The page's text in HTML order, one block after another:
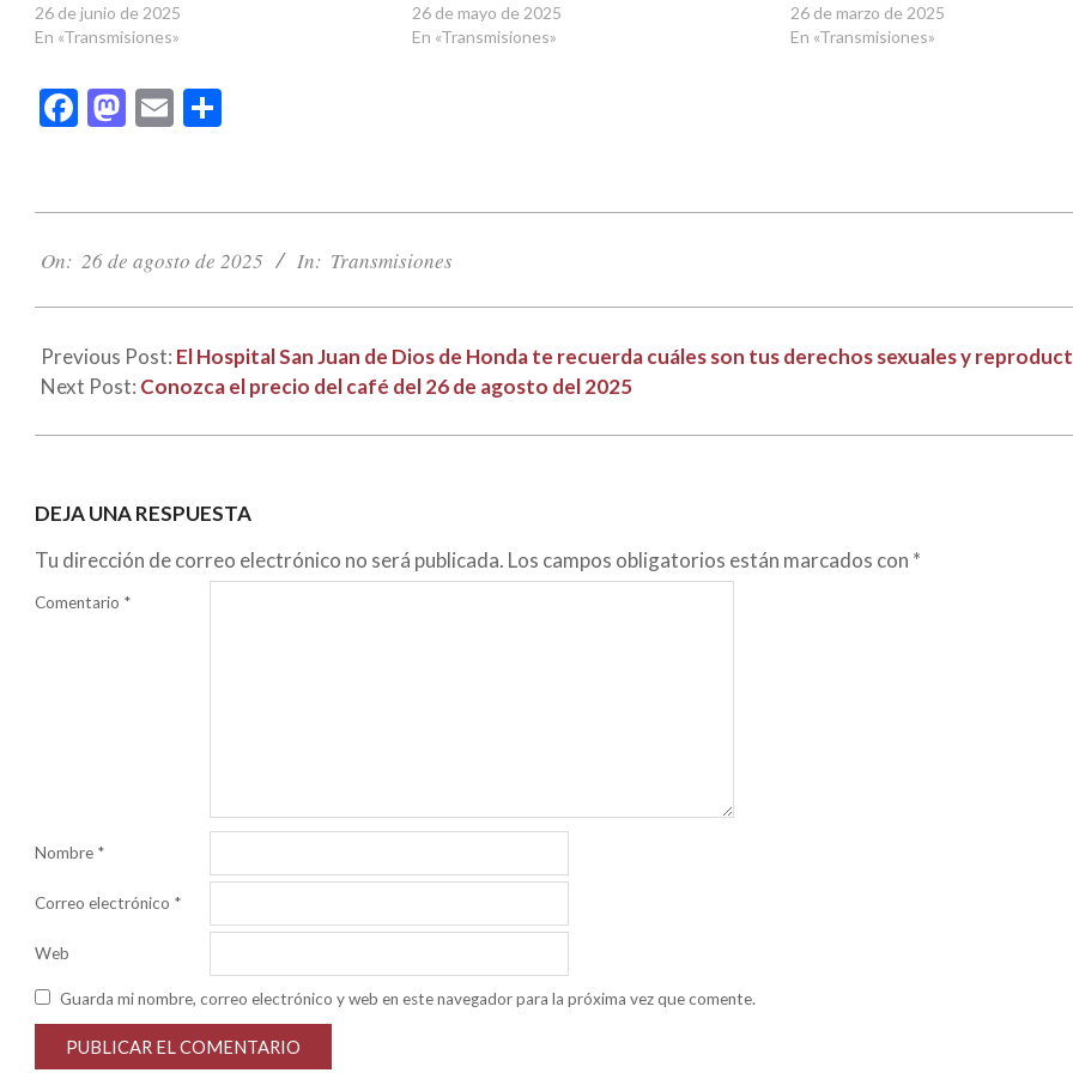
26 de junio de 2025
En «Transmisiones»
26 de mayo de 2025
En «Transmisiones»
26 de marzo de 2025
En «Transmisiones»
Facebook
Mastodon
Email
08-
On: 26 de agosto de 2025 In: Transmisiones
Previous Post: El Hospital San Juan de Dios de Honda te recuerda cuáles son tus derechos sexuales y
Next Post: Conozca el precio del café del 26 de agosto del 2025
DEJA UNA RESPUESTA
Tu dirección de correo electrónico no será publicada. Los campos obligatorios están marcados con *
Comentario *
Nombre *
Correo electrónico *
Web
Guarda mi nombre, correo electrónico y web en este navegador para la próxima vez que comente.